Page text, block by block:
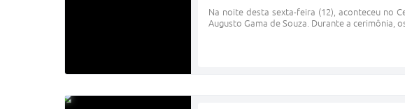
Na noite desta sexta-feira (12), aconteceu no
Augusto Gama de Souza. Durante a cerimônia,